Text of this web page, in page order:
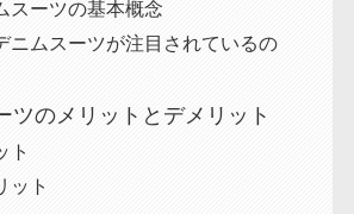
スーツの基本概念
ニムスーツが注目されているの
ツのメリットとデメリット
ト
ット